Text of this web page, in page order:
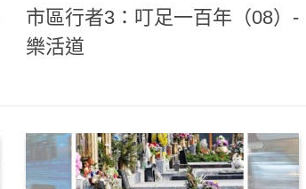
市區行者3：叮足一百年（08）-
樂活道